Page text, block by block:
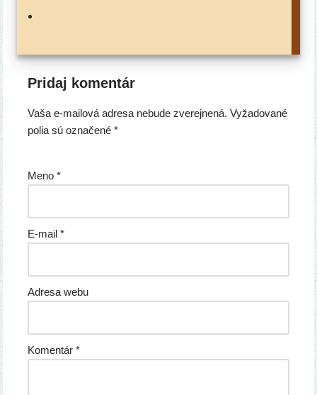
Pridaj komentár
Vaša e-mailová adresa nebude zverejnená. Vyžadované
polia sú označené*
Meno*
E-mail*
Adresa webu
Komentár*